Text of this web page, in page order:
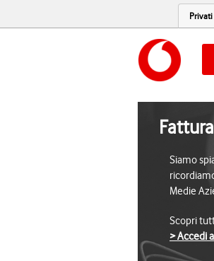
Privati
Siamo
Medie
Scopri
> Accedi